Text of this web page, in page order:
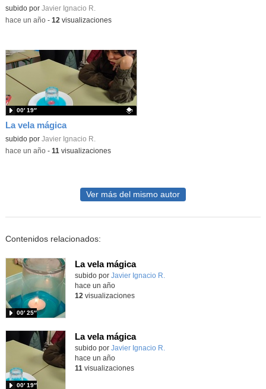
Contenido educativo.
subido por Javier Ignacio R.
-hace un año- 12 visualizaciones
La vela mágica
Contenido educativo.
subido por Javier Ignacio R.
00′ 19″
-hace un año- 11 visualizaciones
Ver más del mismo autor
Contenidos relacionados:
La vela mágica
Contenido educativo.
subido por Javier Ignacio R.
00′ 25″
hace un año
12 visualizaciones
La vela mágica
Contenido educativo.
subido por Javier Ignacio R.
00′ 19″
hace un año
11 visualizaciones